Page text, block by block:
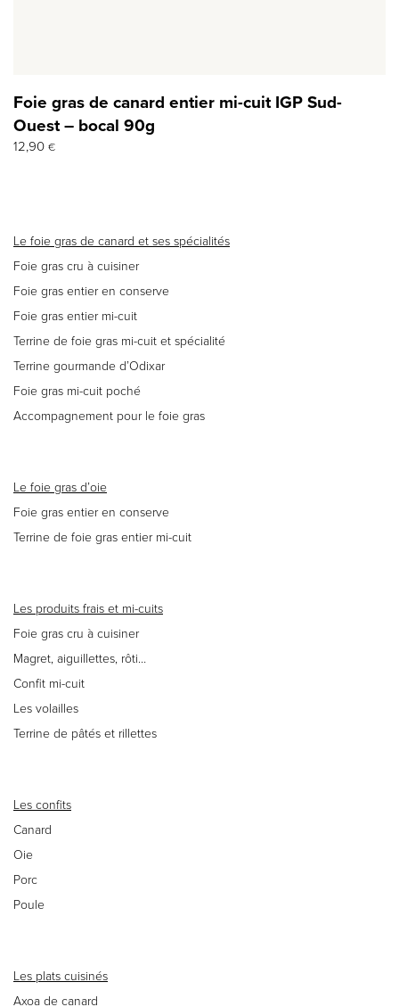
Foie gras de canard entier mi-cuit IGP Sud-
Ouest – bocal 90g
12,90 €
Le foie gras de canard et ses spécialités
Foie gras cru à cuisiner
Foie gras entier en conserve
Foie gras entier mi-cuit
Terrine de foie gras mi-cuit et spécialité
Terrine gourmande d’Odixar
Foie gras mi-cuit poché
Accompagnement pour le foie gras
Le foie gras d’oie
Foie gras entier en conserve
Terrine de foie gras entier mi-cuit
Les produits frais et mi-cuits
Foie gras cru à cuisiner
Magret, aiguillettes, rôti…
Confit mi-cuit
Les volailles
Terrine de pâtés et rillettes
Les confits
Canard
Oie
Porc
Poule
Les plats cuisinés
Axoa de canard